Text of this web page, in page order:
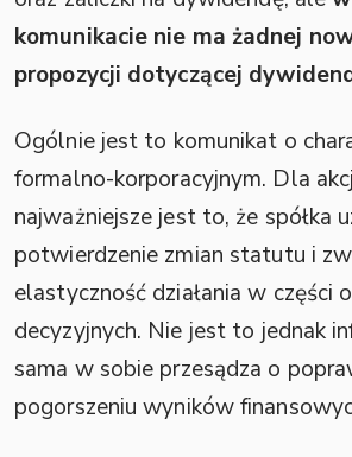
komunikacie nie ma żadnej
propozycji dotyczącej
Ogólnie jest to komunikat o
formalno-korporacyjnym. Dla
najważniejsze jest to, że spółka
potwierdzenie zmian statutu i
elastyczność działania w części
decyzyjnych. Nie jest to jednak
sama w sobie przesądza o
pogorszeniu wyników